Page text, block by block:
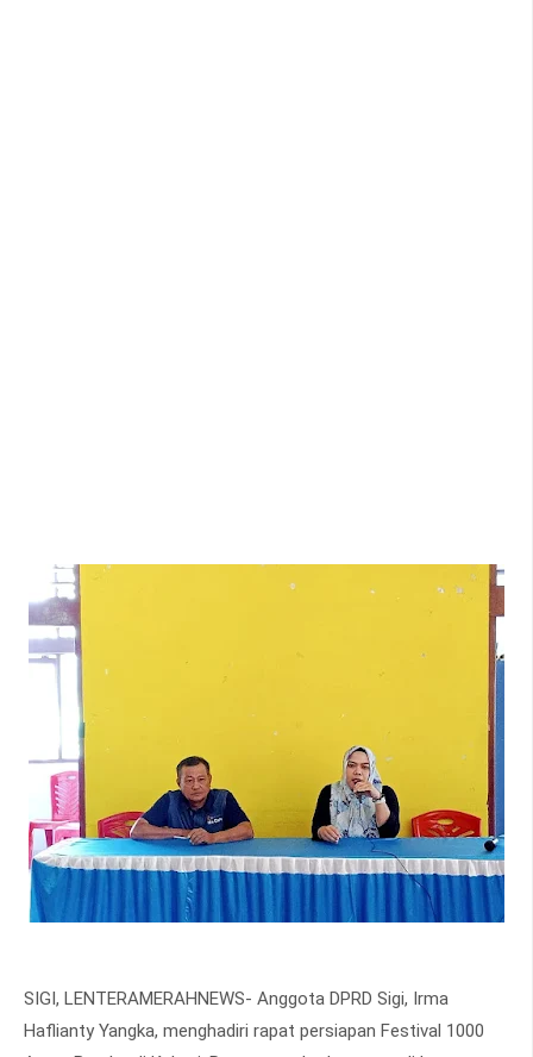
SIGI, LENTERAMERAHNEWS- Anggota DPRD Sigi, Irma
Haflianty Yangka, menghadiri rapat persiapan Festival 1000